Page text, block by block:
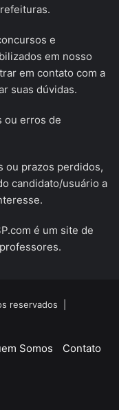
e
em nosso
em contato com a
suas dúvidas.
ou erros de
ou prazos perdidos,
candidato/usuário a
é um site de
reservados |
Somos Contato